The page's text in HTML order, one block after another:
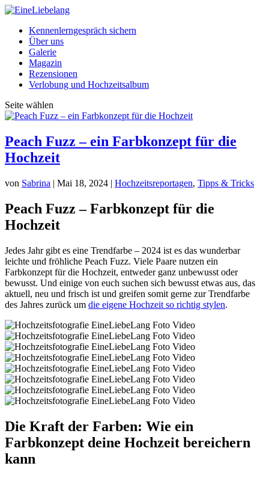
Kennenlerngespräch sichern
Über uns
Galerie
Magazin
Rezensionen
Verlobung und Hochzeitsalbum
Seite wählen
Peach Fuzz – ein Farbkonzept für die
Hochzeit
von Sabrina | Mai 18, 2024 | Hochzeitsreportagen, Tipps & Tricks
Peach Fuzz – Farbkonzept für die
Hochzeit
Jedes Jahr gibt es eine Trendfarbe – 2024 ist es das wunderbar
leichte und fröhliche Peach Fuzz. Viele Paare nutzen ein
Farbkonzept für die Hochzeit, entweder ganz unbewusst oder
bewusst. Und einige von euch suchen sich bewusst etwas aus, das
aktuell, neu und frisch ist und greifen somit gerne zur Trendfarbe
des Jahres zurück um die eigene Hochzeit so richtig stylen.
Die Kraft der Farben: Wie ein
Farbkonzept deine Hochzeit bereichern
kann